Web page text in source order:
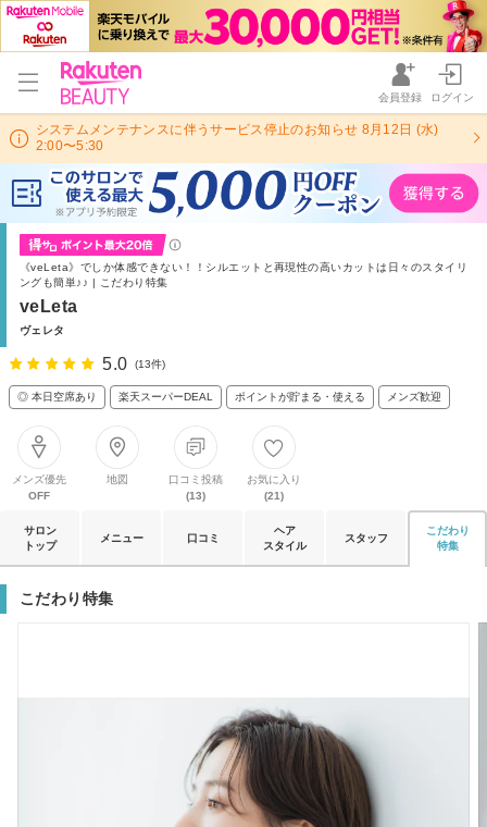
会員登録 ログイン
システムメンテナンスに伴うサービス停止のお知らせ 8月12日 (水)
2:00〜5:30
《veLeta》でしか体感できない！！シルエットと再現性の高いカットは日々のスタイリ
ングも簡単♪♪ | こだわり特集
veLeta
ヴェレタ
5.0 (13件)
◎ 本日空席あり 楽天スーパーDEAL ポイントが貯まる・使える メンズ歓迎
メンズ優先
OFF
地図
口コミ投稿
(13)
お気に入り
(21)
サロン
トップ
メニュー 口コミ
ヘア
スタイル
スタッフ
こだわり
特集
こだわり特集